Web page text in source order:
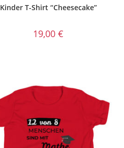
Kinder T-Shirt “Cheesecake”
19,00€